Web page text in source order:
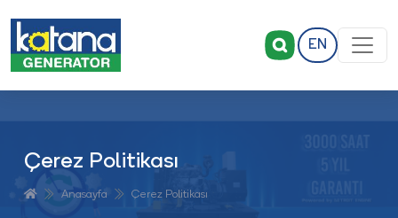
EN
Çerez Politikası
Anasayfa Çerez Politikası